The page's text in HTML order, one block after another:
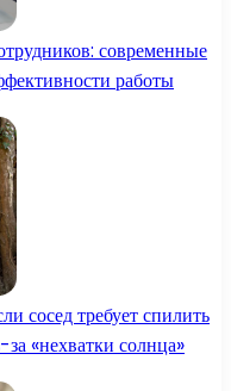
современные
работы
сосед требует спилить
«нехватки солнца»